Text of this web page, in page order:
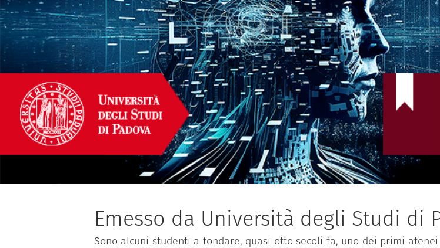
Emesso da Università degli Studi di
Sono alcuni studenti a fondare, quasi otto secoli fa, uno dei primi atenei